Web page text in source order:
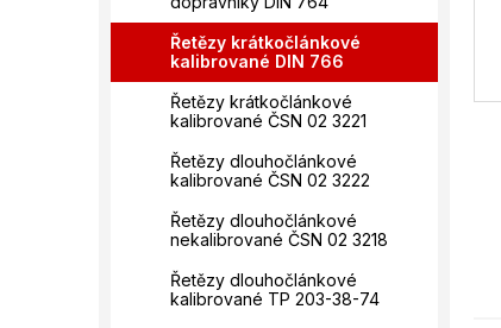
Řetězy krátkočlánkové
kalibrované DIN 766
Řetězy krátkočlánkové
kalibrované ČSN 02 3221
Řetězy dlouhočlánkové
kalibrované ČSN 02 3222
Řetězy dlouhočlánkové
nekalibrované ČSN 02 3218
Řetězy dlouhočlánkové
kalibrované TP 203-38-74